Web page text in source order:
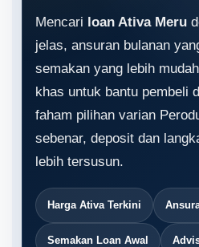
Mencari loan Ativa Meru
jelas, ansuran bulanan
semakan yang lebih
khas untuk bantu pembeli
faham pilihan varian
sebenar, deposit dan
lebih tersusun.
Harga Ativa Terkini
Semakan Loan Awal